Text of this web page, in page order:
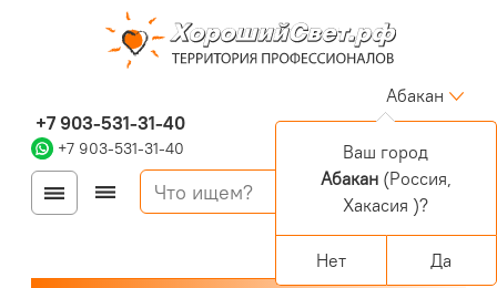
+7 903-531-31-40
+7 903-531-31-40
Абакан
Войти
Регистрация
Корзина
0 позиций
Ваш город
Абакан(Россия,
Хакасия )?
Нет Да